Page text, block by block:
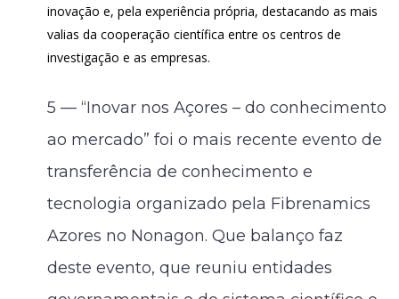
inovação e, pela experiência própria, destacando as mais
valias da cooperação científica entre os centros de
investigação e as empresas.
5 — “Inovar nos Açores – do conhecimento
ao mercado” foi o mais recente evento de
transferência de conhecimento e
tecnologia organizado pela Fibrenamics
Azores no Nonagon. Que balanço faz
deste evento, que reuniu entidades